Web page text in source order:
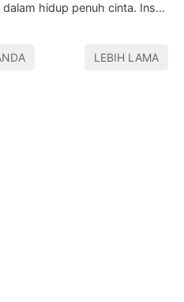
hidup penuh cinta. Insya
LEBIH LAMA